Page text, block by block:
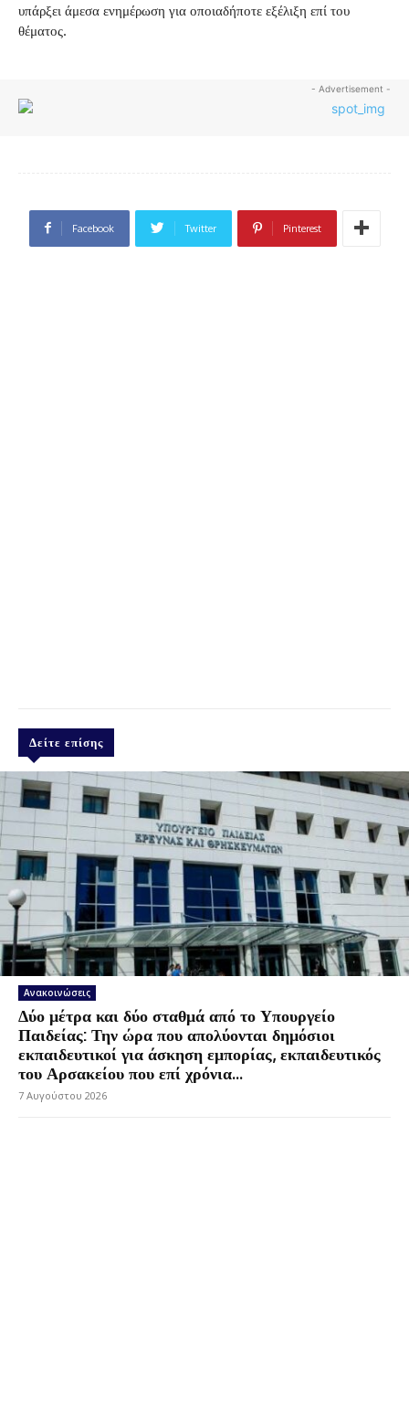
υπάρξει άμεσα ενημέρωση για οποιαδήποτε εξέλιξη επί του
θέματος.
- Advertisement -
Facebook Twitter Pinterest
Δείτε επίσης
Ανακοινώσεις
Δύο μέτρα και δύο σταθμά από το Υπουργείο
Παιδείας: Την ώρα που απολύονται δημόσιοι
εκπαιδευτικοί για άσκηση εμπορίας, εκπαιδευτικός
του Αρσακείου που επί χρόνια...
7 Αυγούστου 2026